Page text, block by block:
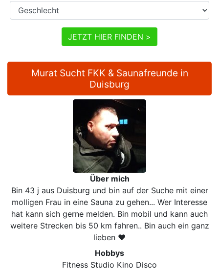
Geschlecht
JETZT HIER FINDEN >
Murat Sucht FKK & Saunafreunde in
Duisburg
Über mich
Bin 43 j aus Duisburg und bin auf der Suche mit einer
molligen Frau in eine Sauna zu gehen... Wer Interesse
hat kann sich gerne melden. Bin mobil und kann auch
weitere Strecken bis 50 km fahren.. Bin auch ein ganz
lieben ♥
Hobbys
Fitness Studio Kino Disco